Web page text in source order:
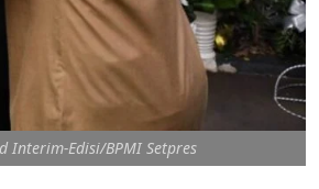
Interim-Edisi/BPMI Setpres